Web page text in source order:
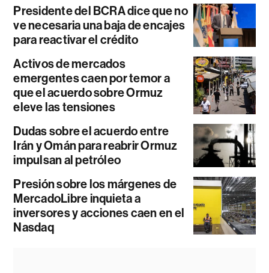
Presidente del BCRA dice que no
ve necesaria una baja de encajes
para reactivar el crédito
Activos de mercados
emergentes caen por temor a
que el acuerdo sobre Ormuz
eleve las tensiones
Dudas sobre el acuerdo entre
Irán y Omán para reabrir Ormuz
impulsan al petróleo
Presión sobre los márgenes de
MercadoLibre inquieta a
inversores y acciones caen en el
Nasdaq